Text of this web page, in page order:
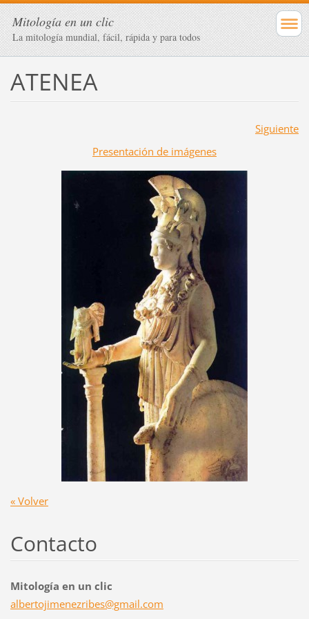
Mitología en un clic
La mitología mundial, fácil, rápida y para todos
ATENEA
Siguiente
Presentación de imágenes
« Volver
Contacto
Mitología en un clic
albertojimenezribes@gmail.com